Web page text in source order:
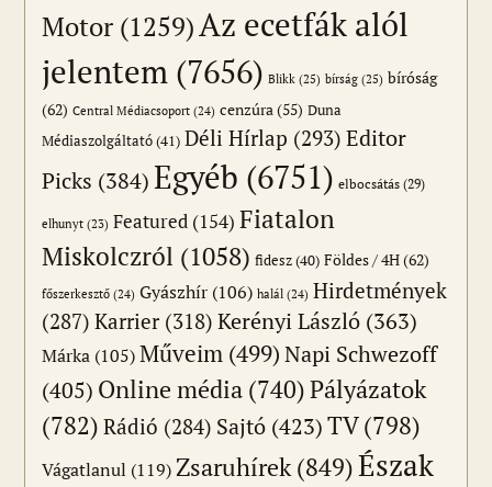
Motor (1259)Az ecetfák alól
jelentem (7656) Blikk (25) bírság (25) bíróság
(62) Central Médiacsoport (24) cenzúra(55) Duna
Médiaszolgáltató(41) Déli Hírlap (293) Editor
Picks (384)Egyéb (6751) elbocsátás (29)
elhunyt (23) Featured (154) Fiatalon
Miskolczról (1058) fidesz(40) Földes / 4H(62)
főszerkesztő (24) Gyászhír (106) halál (24) Hirdetmények
(287) Karrier(318) Kerényi László (363)
Márka (105) Műveim (499)Napi Schwezoff
(405) Online média (740)Pályázatok
(782) Rádió (284) Sajtó (423)TV(798)
Vágatlanul (119) Zsaruhírek (849)Észak